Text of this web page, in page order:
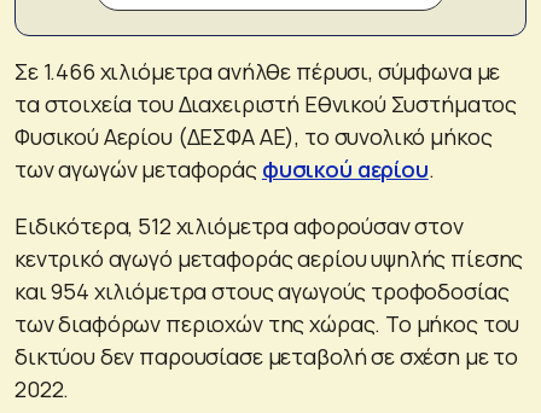
Σε 1.466 χιλιόμετρα ανήλθε πέρυσι, σύμφωνα με
τα στοιχεία του Διαχειριστή Εθνικού Συστήματος
Φυσικού Αερίου (ΔΕΣΦΑ ΑΕ), το συνολικό μήκος
των αγωγών μεταφοράς φυσικού αερίου.
Ειδικότερα, 512 χιλιόμετρα αφορούσαν στον
κεντρικό αγωγό μεταφοράς αερίου υψηλής πίεσης
και 954 χιλιόμετρα στους αγωγούς τροφοδοσίας
των διαφόρων περιοχών της χώρας. Το μήκος του
δικτύου δεν παρουσίασε μεταβολή σε σχέση με το
2022.